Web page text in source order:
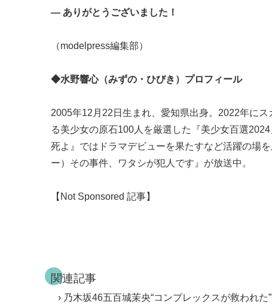
― ありがとうございました！
（modelpress編集部）
◆水野響心（みずの・ひびき）プロフィール
2005年12月22日生まれ、愛知県出身。2022年に
る美少女の原石100人を厳選した『美少女百選
死よ』ではドラマデビューを果たすなど活躍の場
ー）その事件、ワタシが犯人です』が放送中。
【Not Sponsored 記事】
関連記事
乃木坂46五百城茉央“コンプレックスが救われ